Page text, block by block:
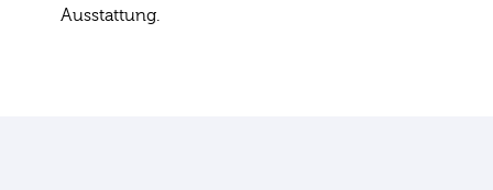
Ausstattung.